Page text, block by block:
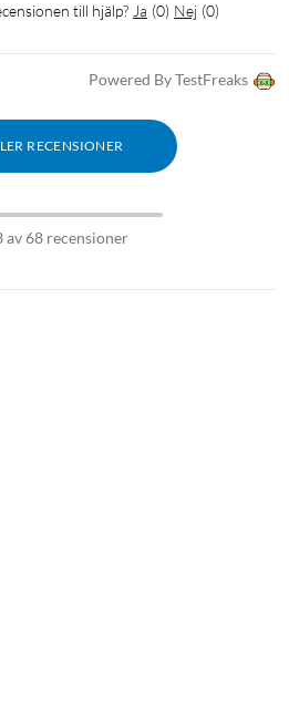
till hjälp? Ja (0) Nej (0)
Powered By TestFreaks
RECENSIONER
av 68 recensioner